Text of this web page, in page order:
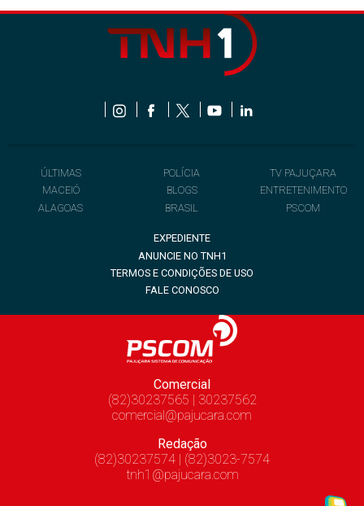
ÚLTIMAS
MACEIÓ
ALAGOAS
POLÍCIA
BLOGS
BRASIL
TV PAJUÇARA
ENTRETENIMENTO
PSCOM
EXPEDIENTE
ANUNCIE NO TNH1
TERMOS E CONDIÇÕES DE USO
FALE CONOSCO
Comercial
(82)30237565 | 30237562
comercial@pajucara.com
Redação
(82)30237574 | (82)3023-7574
tnh1@pajucara.com